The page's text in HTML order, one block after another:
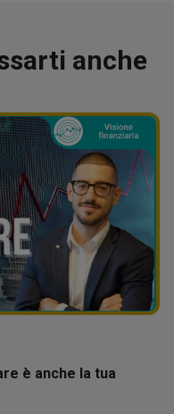
anche
è anche la tua